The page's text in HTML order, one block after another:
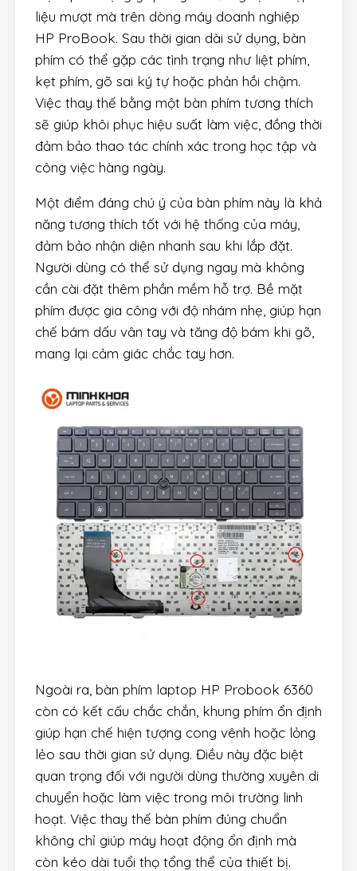
liệu mượt mà trên dòng máy doanh nghiệp
HP ProBook. Sau thời gian dài sử dụng, bàn
phím có thể gặp các tình trạng như liệt phím,
kẹt phím, gõ sai ký tự hoặc phản hồi chậm.
Việc thay thế bằng một bàn phím tương thích
sẽ giúp khôi phục hiệu suất làm việc, đồng thời
đảm bảo thao tác chính xác trong học tập và
công việc hàng ngày.
Một điểm đáng chú ý của bàn phím này là khả
năng tương thích tốt với hệ thống của máy,
đảm bảo nhận diện nhanh sau khi lắp đặt.
Người dùng có thể sử dụng ngay mà không
cần cài đặt thêm phần mềm hỗ trợ. Bề mặt
phím được gia công với độ nhám nhẹ, giúp hạn
chế bám dấu vân tay và tăng độ bám khi gõ,
mang lại cảm giác chắc tay hơn.
Ngoài ra, bàn phím laptop HP Probook 6360
còn có kết cấu chắc chắn, khung phím ổn định
giúp hạn chế hiện tượng cong vênh hoặc lỏng
lẻo sau thời gian sử dụng. Điều này đặc biệt
quan trọng đối với người dùng thường xuyên di
chuyển hoặc làm việc trong môi trường linh
hoạt. Việc thay thế bàn phím đúng chuẩn
không chỉ giúp máy hoạt động ổn định mà
còn kéo dài tuổi thọ tổng thể của thiết bị.